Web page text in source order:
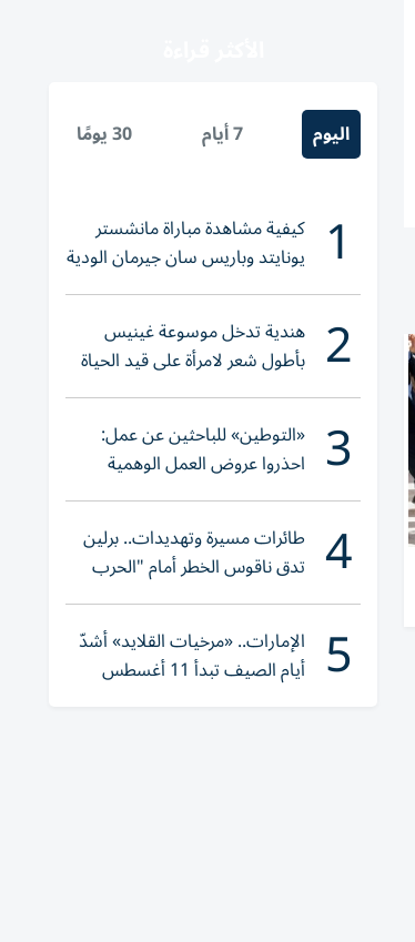
اليوم 7 أيام 30 يومًا
1 كيفية مشاهدة مباراة مانشستر
يونايتد وباريس سان جيرمان الودية
والقنوات الناقلة
2 هندية تدخل موسوعة غينيس
بأطول شعر لامرأة على قيد الحياة
3 «التوطين» للباحثين عن عمل:
احذروا عروض العمل الوهمية
وتحققوا عبر «الباركود»
4 طائرات مسيرة وتهديدات.. برلين
تدق ناقوس الخطر أمام "الحرب
الهجينة"
5 الإمارات.. «مرخيات القلايد» أشدّ
أيام الصيف تبدأ 11 أغسطس